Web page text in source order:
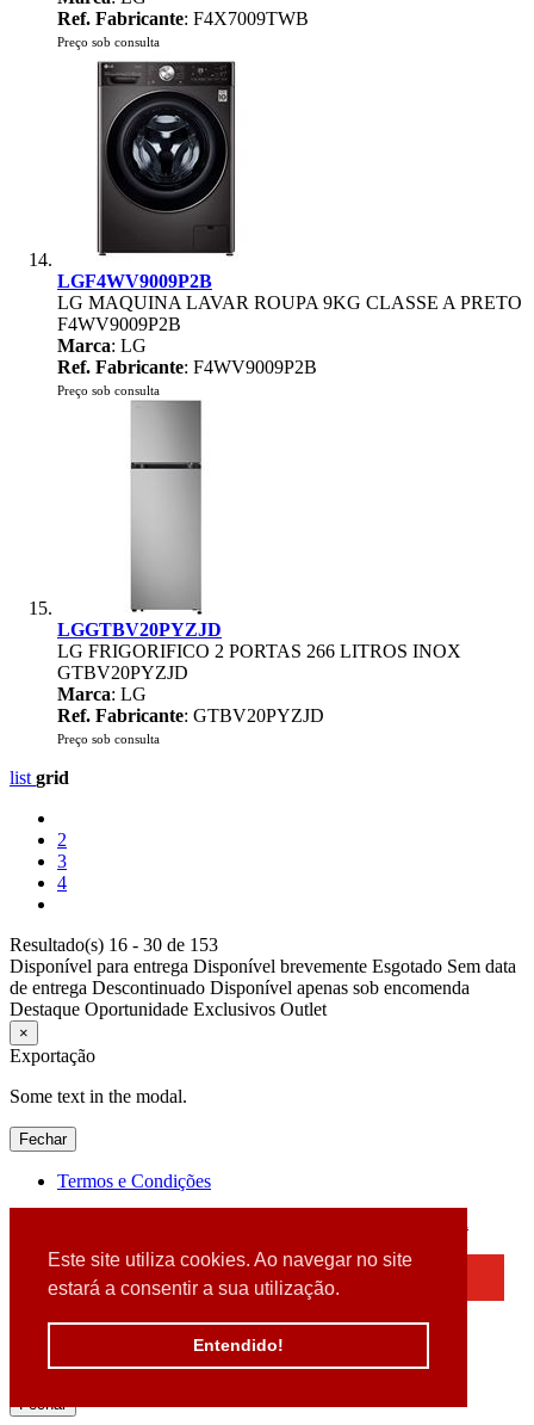
Este site utiliza cookies. Ao navegar no site
estará a consentir a sua utilização.
Entendido!
Ref. Fabricante: F4X7009TWB
Preço sob consulta
LGF4WV9009P2B
LG MAQUINA LAVAR ROUPA 9KG CLASSE A PRETO
F4WV9009P2B
Marca: LG
Ref. Fabricante: F4WV9009P2B
Preço sob consulta
LGGTBV20PYZJD
LG FRIGORIFICO 2 PORTAS 266 LITROS INOX
GTBV20PYZJD
Marca: LG
Ref. Fabricante: GTBV20PYZJD
Preço sob consulta
list grid
2
3
4
Resultado(s) 16 - 30 de 153
Disponível para entrega Disponível brevemente Esgotado Sem data
de entrega Descontinuado Disponível apenas sob encomenda
Destaque Oportunidade Exclusivos Outlet
×
Exportação
Some text in the modal.
Fechar
Termos e Condições
Detectamos que está a usar um browser desatualizado
Por favor, atualize o seu browser
para garantir uma melhor experiência.
Fechar